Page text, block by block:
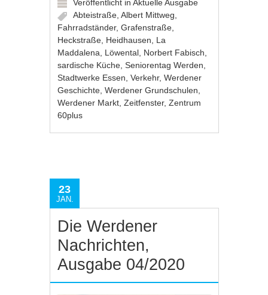
Veröffentlicht inAktuelle Ausgabe
Abteistraße,Albert Mittweg,
Fahrradständer,Grafenstraße,
Heckstraße, Heidhausen, La
Maddalena, Löwental, Norbert Fabisch,
sardische Küche,Seniorentag Werden,
Stadtwerke Essen,Verkehr,Werdener
Geschichte,Werdener Grundschulen,
Werdener Markt,Zeitfenster,Zentrum
60plus
23
JAN.
Die Werdener
Nachrichten,
Ausgabe 04/2020